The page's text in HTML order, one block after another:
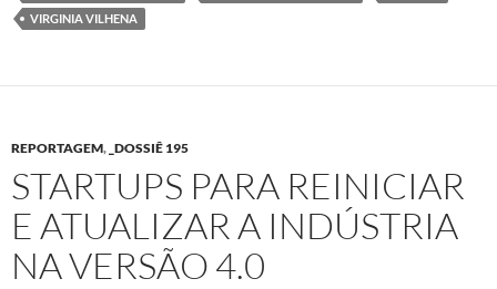
VIRGINIA VILHENA
REPORTAGEM, _DOSSIÊ 195
STARTUPS PARA REINICIAR
E ATUALIZAR A INDÚSTRIA
NA VERSÃO 4.0